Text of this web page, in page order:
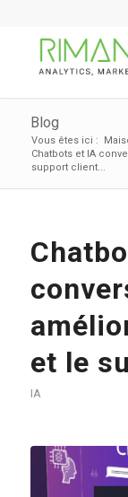
Blog
Vous êtes ici :
Chatbots et IA
support client...
et le
IA